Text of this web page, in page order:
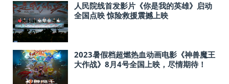
人民院线首发影片《你是我的英雄》启动
全国点映 惊险救援震撼上映
2023暑假档超燃热血动画电影《神兽魔王
大作战》8月4号全国上映，尽情期待！